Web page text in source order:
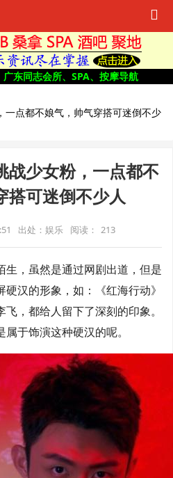
东同志会所、SPA、按摩导航
一点都不娘气，帅气穿搭可迷倒不少
战少女粉，一点都不
搭可迷倒不少人
出处：娱乐 阅读： 213
生，虽然是通过网剧出道，但是
汉的形象，如：《红海行动》
，都给人留下了深刻的印象。
于饰演这种硬汉的呢。